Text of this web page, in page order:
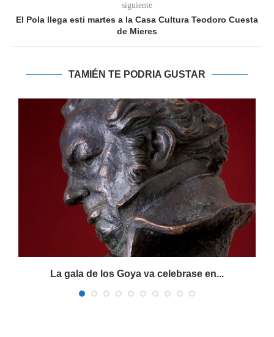
siguiente
El Pola llega esti martes a la Casa Cultura Teodoro Cuesta
de Mieres
TAMIÉN TE PODRIA GUSTAR
La gala de los Goya va celebrase en...